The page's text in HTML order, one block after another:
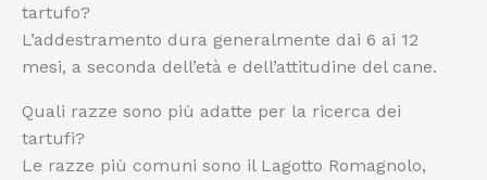
tartufo?
L’addestramento dura generalmente dai 6 ai 12
mesi, a seconda dell’età e dell’attitudine del cane.
Quali razze sono più adatte per la ricerca dei
tartufi?
Le razze più comuni sono il Lagotto Romagnolo,